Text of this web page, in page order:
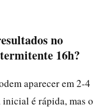
no
16h?
aparecer em 2-4
inicial é rápida, mas o